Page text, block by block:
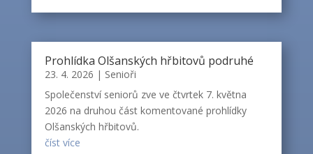
Prohlídka Olšanských hřbitovů podruhé
23. 4. 2026 | Senioři
Společenství seniorů zve ve čtvrtek 7. května
2026 na druhou část komentované prohlídky
Olšanských hřbitovů.
číst více